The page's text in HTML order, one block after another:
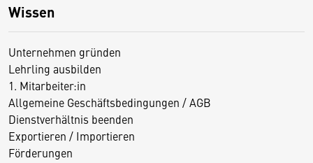
Wissen
Unternehmen gründen
Lehrling ausbilden
1. Mitarbeiter:in
Allgemeine Geschäftsbedingungen / AGB
Dienstverhältnis beenden
Exportieren / Importieren
Förderungen